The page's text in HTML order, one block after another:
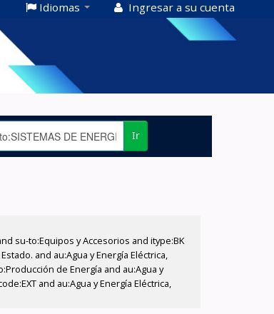
Idiomas Ingresar a su cuenta
Ir
su-to:Equipos y Accesorios and itype:BK
and au:Agua y Energía Eléctrica,
de Energía and au:Agua y
and au:Agua y Energía Eléctrica,